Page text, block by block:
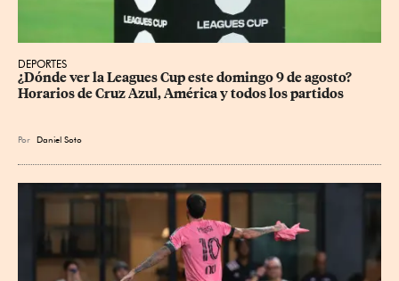
DEPORTES
¿Dónde ver la Leagues Cup este domingo 9 de agosto?
Horarios de Cruz Azul, América y todos los partidos
Por Daniel Soto